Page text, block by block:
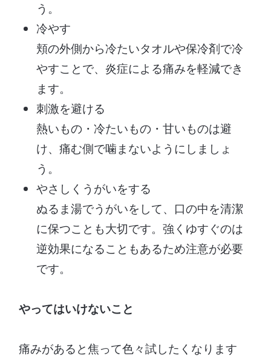
う。
冷やす
頬の外側から冷たいタオルや保冷剤で冷
やすことで、炎症による痛みを軽減でき
ます。
刺激を避ける
熱いもの・冷たいもの・甘いものは避
け、痛む側で噛まないようにしましょ
う。
やさしくうがいをする
ぬるま湯でうがいをして、口の中を清潔
に保つことも大切です。強くゆすぐのは
逆効果になることもあるため注意が必要
です。
やってはいけないこと
痛みがあると焦って色々試したくなります